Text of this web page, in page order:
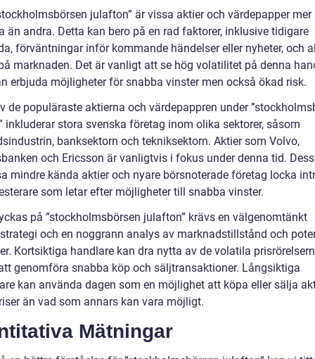
julafton” är vissa aktier och värdepapper mer
än andra. Detta kan bero på en rad faktorer, inklusive tidigare
förväntningar inför kommande händelser eller nyheter, och
marknaden. Det är vanligt att se hög volatilitet på denna
erbjuda möjligheter för snabba vinster men också ökad risk.
de populäraste aktierna och värdepappren under
inkluderar stora svenska företag inom olika sektorer, såsom
banksektorn och tekniksektorn. Aktier som Volvo,
och Ericsson är vanligtvis i fokus under denna tid.
mindre kända aktier och nyare börsnoterade företag locka
som letar efter möjligheter till snabba vinster.
på ”stockholmsbörsen julafton” krävs en välgenomtänkt
och en noggrann analys av marknadstillstånd och
Kortsiktiga handlare kan dra nytta av de volatila
genomföra snabba köp och säljtransaktioner. Långsiktiga
kan använda dagen som en möjlighet att köpa eller sälja
än vad som annars kan vara möjligt.
Mätningar